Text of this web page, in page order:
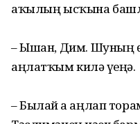
аҡылың ысҡына
– Ышан, Дим. Шуның
аңлатҡым килә үҙеңә.
– Былай ҙа аңлап